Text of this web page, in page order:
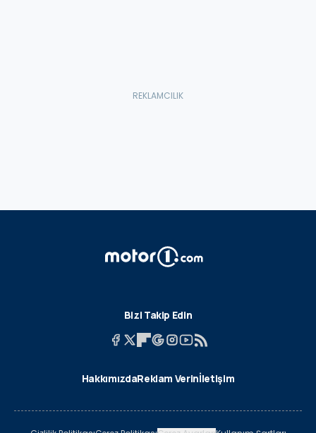
Bizi Takip Edin
HakkımızdaReklam Verinİletişim